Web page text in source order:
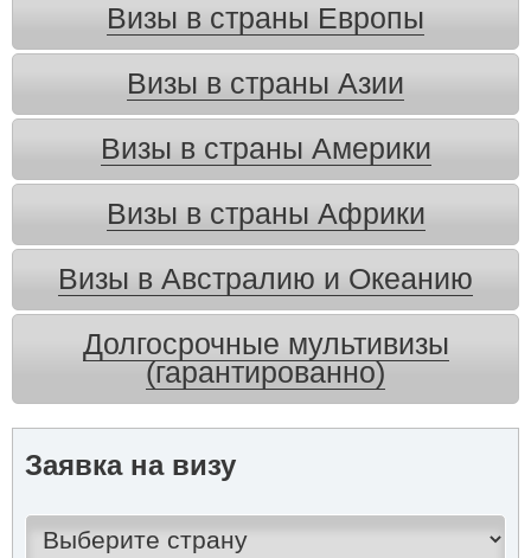
Визы в страны Европы
Визы в страны Азии
Визы в страны Америки
Визы в страны Африки
Визы в Австралию и Океанию
Долгосрочные мультивизы
(гарантированно)
Заявка на визу